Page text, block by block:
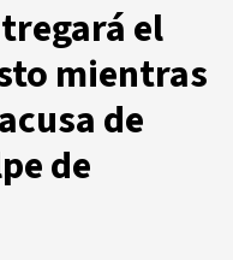
el
mientras
de
de